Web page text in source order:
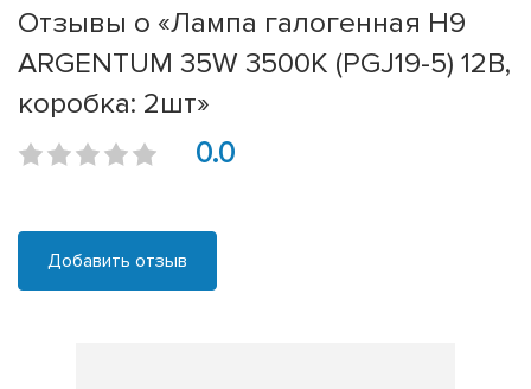
Отзывы о «Лампа галогенная H9
ARGENTUM 35W 3500К (PGJ19-5) 12В,
коробка: 2шт»
0.0
Добавить отзыв